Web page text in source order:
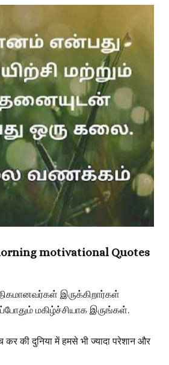
motivational Quotes
இருக்கிறார்கள்
மகிழ்ச்சியாக இருங்கள்.
कर की दुनिया में हमसे भी ज्यादा परेशान और